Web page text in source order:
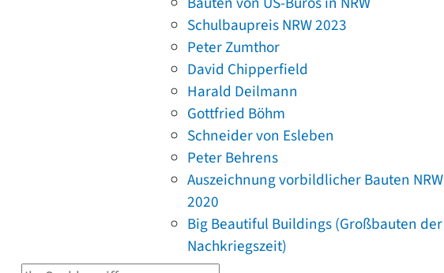
Schulbaupreis NRW 2023
Peter Zumthor
David Chipperfield
Harald Deilmann
Gottfried Böhm
Schneider von Esleben
Peter Behrens
Auszeichnung vorbildlicher Bauten NRW
2020
Big Beautiful Buildings (Großbauten der
Nachkriegszeit)